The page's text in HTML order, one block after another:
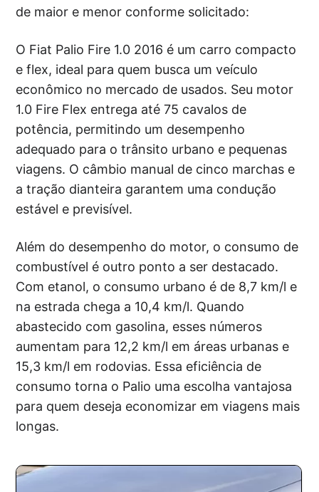
de maior e menor conforme solicitado:
O Fiat Palio Fire 1.0 2016 é um carro compacto
e flex, ideal para quem busca um veículo
econômico no mercado de usados. Seu motor
1.0 Fire Flex entrega até 75 cavalos de
potência, permitindo um desempenho
adequado para o trânsito urbano e pequenas
viagens. O câmbio manual de cinco marchas e
a tração dianteira garantem uma condução
estável e previsível.
Além do desempenho do motor, o consumo de
combustível é outro ponto a ser destacado.
Com etanol, o consumo urbano é de 8,7 km/l e
na estrada chega a 10,4 km/l. Quando
abastecido com gasolina, esses números
aumentam para 12,2 km/l em áreas urbanas e
15,3 km/l em rodovias. Essa eficiência de
consumo torna o Palio uma escolha vantajosa
para quem deseja economizar em viagens mais
longas.